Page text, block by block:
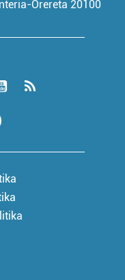
Orereta 20100